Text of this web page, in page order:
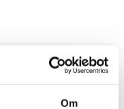
Om